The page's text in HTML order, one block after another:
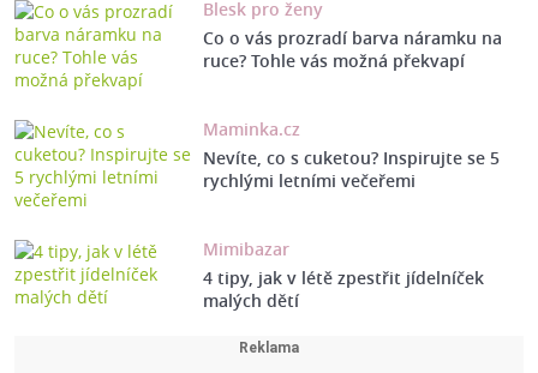
Blesk pro ženy
Co o vás prozradí barva náramku na
ruce? Tohle vás možná překvapí
Maminka.cz
Nevíte, co s cuketou? Inspirujte se 5
rychlými letními večeřemi
Mimibazar
4 tipy, jak v létě zpestřit jídelníček
malých dětí